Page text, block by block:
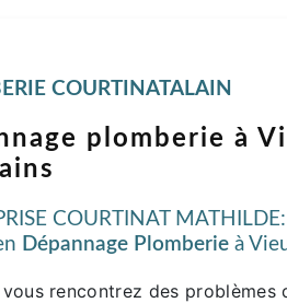
COURTINATALAIN
plomberie à
COURTINAT
Dépannage Plomberie à
rencontrez des problèmes